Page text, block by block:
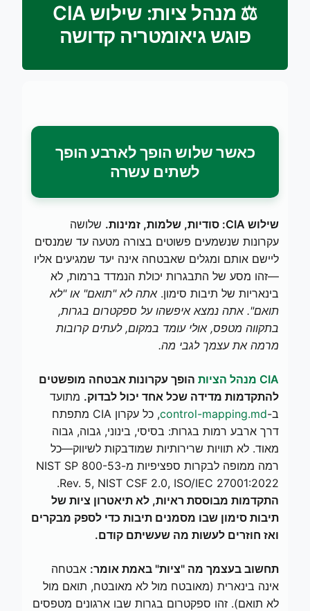
⚖️ מנהל ציות: שילוש CIA
פוגש גיאומטריה קדושה
כאשר שלוש הופך לארבע הופך
לשתים עשרה
שילוש CIA: סודיות, שלמות, זמינות.
שלושה
עקרונות שנשמעים פשוטים בצורה מטעה עד שמנסים
ליישם אותם ומגלים שאבטחה אינה יעד שמגיעים אליו
—זהו מסע של התבגרות יכולת הנמדד ברמות, לא
בינאריות של תיבות סימון.אתה לא "תואם" או "לא
תואם". אתה נמצא איפשהו על ספקטרום בגרות,
בתקווה מטפס, אולי עומד במקום, לעתים קרובות
מרמה את עצמך לגבי מה.
מנהל הציות CIA
הופך עקרונות אבטחה מופשטים
להתקדמות מדידה שכל אחד יכול לבדוק. מתועד
ב-control-mapping.md
, כל עקרון CIA מתפתח
דרך ארבע רמות בגרות: בסיסי, בינוני, גבוה, גבוה
מאוד. לא תוויות שרירותיות שמודבקות לשיווק—כל
רמה ממופה לבקרות ספציפיות מ-NIST SP 800-53
Rev. 5, NIST CSF 2.0, ISO/IEC 27001:2022.
התקדמות מבוססת ראיות, לא תיאטרון ציות של
תיבות סימון שבו מסמנים תיבות כדי לספק מבקרים
ואז חוזרים לעשות מה שעשיתם קודם.
תחשוב בעצמך מה "ציות" באמת אומר: אבטחה
אינה בינארית (מאובטח מול לא מאובטח, תואם מול
לא תואם). זהו ספקטרום בגרות שבו ארגונים מטפסים